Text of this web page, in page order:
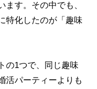
ます。その中でも、
特化したのが「趣味
の1つで、同じ趣味
活パーティーよりも